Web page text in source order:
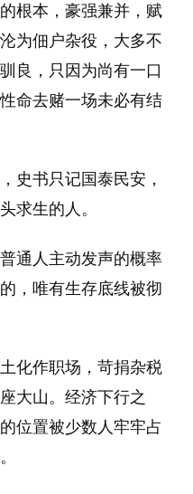
根本，豪强兼并，赋
为佃户杂役，大多不
良，只因为尚有一口
命去赌一场未必有结
史书只记国泰民安，
求生的人。
通人主动发声的概率
，唯有生存底线被彻
化作职场，苛捐杂税
大山。经济下行之
位置被少数人牢牢占